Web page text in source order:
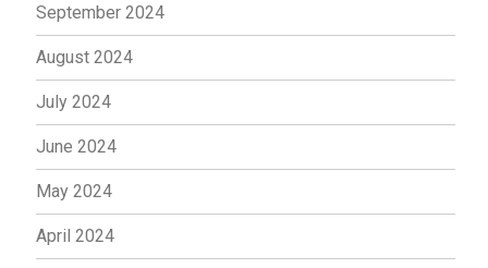
September 2024
August 2024
July 2024
June 2024
May 2024
April 2024